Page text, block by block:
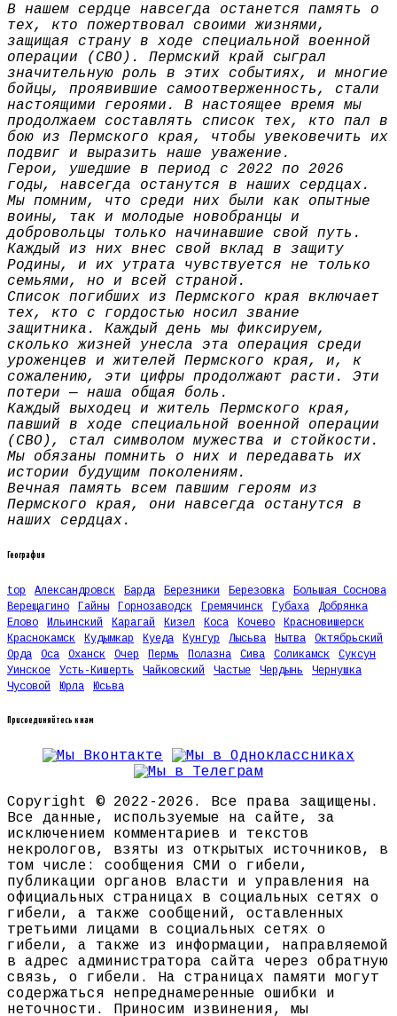
В нашем сердце навсегда останется память о
тех, кто пожертвовал своими жизнями,
защищая страну в ходе специальной военной
операции (СВО). Пермский край сыграл
значительную роль в этих событиях, и многие
бойцы, проявившие самоотверженность, стали
настоящими героями. В настоящее время мы
продолжаем составлять список тех, кто пал в
бою из Пермского края, чтобы увековечить их
подвиг и выразить наше уважение.
Герои, ушедшие в период с 2022 по 2026
годы, навсегда останутся в наших сердцах.
Мы помним, что среди них были как опытные
воины, так и молодые новобранцы и
добровольцы только начинавшие свой путь.
Каждый из них внес свой вклад в защиту
Родины, и их утрата чувствуется не только
семьями, но и всей страной.
Список погибших из Пермского края включает
тех, кто с гордостью носил звание
защитника. Каждый день мы фиксируем,
сколько жизней унесла эта операция среди
уроженцев и жителей Пермского края, и, к
сожалению, эти цифры продолжают расти. Эти
потери — наша общая боль.
Каждый выходец и житель Пермского края,
павший в ходе специальной военной операции
(СВО), стал символом мужества и стойкости.
Мы обязаны помнить о них и передавать их
истории будущим поколениям.
Вечная память всем павшим героям из
Пермского края, они навсегда останутся в
наших сердцах.
География
top Александровск Барда Березники Березовка
Большая Соснова
Верещагино
Гайны Горнозаводск Гремячинск Губаха
Добрянка
Елово
Ильинский Карагай Кизел Коса Кочево
Красновишерск
Краснокамск
Кудымкар Куеда Кунгур Лысьва Нытва
Октябрьский
Орда
Оса Оханск Очер Пермь Полазна Сива Соликамск
Суксун
Уинское
Усть-Кишерть Чайковский Частые Чердынь
Чернушка
Чусовой
Юрла Юсьва
Присоединяйтесь к нам
Copyright © 2022-2026. Все права защищены.
Все данные, используемые на сайте, за
исключением комментариев и текстов
некрологов, взяты из открытых источников, в
том числе: сообщения СМИ о гибели,
публикации органов власти и управления на
официальных страницах в социальных сетях о
гибели, а также сообщений, оставленных
третьими лицами в социальных сетях о
гибели, а также из информации, направляемой
в адрес администратора сайта через обратную
связь, о гибели. На страницах памяти могут
содержаться непреднамеренные ошибки и
неточности. Приносим извинения, мы